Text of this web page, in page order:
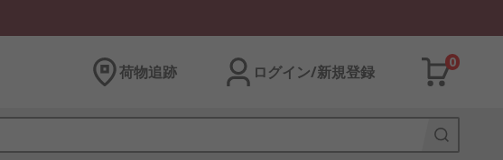
荷物追跡 ログイン/新規登録
0